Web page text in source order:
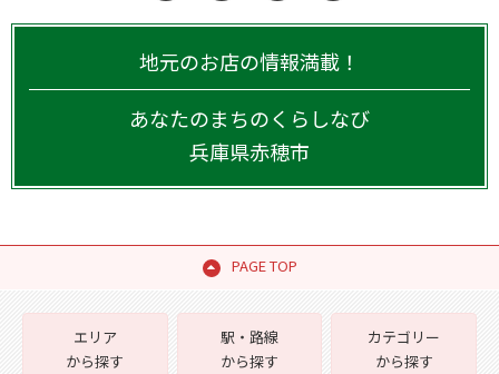
地元のお店の情報満載！
あなたのまちのくらしなび
兵庫県赤穂市
PAGE TOP
エリア
から探す
駅・路線
から探す
カテゴリー
から探す